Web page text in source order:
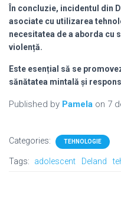
În concluzie, incidentul din
asociate cu utilizarea
necesitatea de a aborda cu
violență.
Este esențial să se
sănătatea mintală și
Published by Pamela on 7
Categories: TEHNOLOGIE
Tags: adolescent Deland